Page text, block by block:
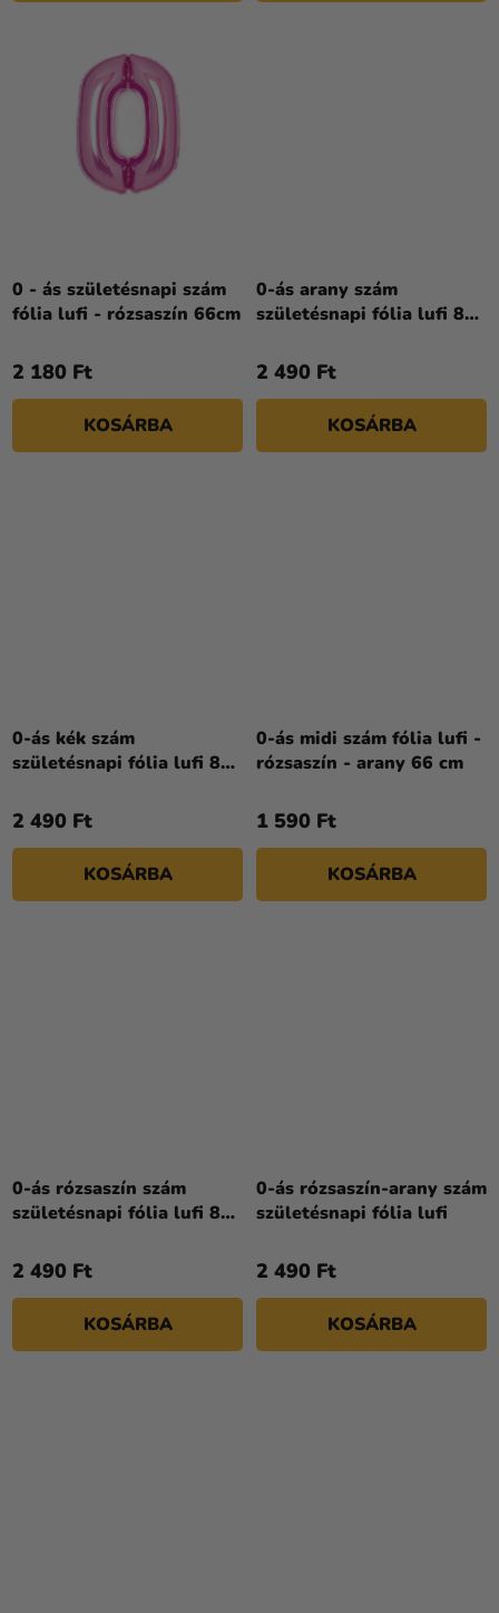
0 - ás születésnapi szám
fólia lufi - rózsaszín 66cm
2 180 Ft
KOSÁRBA
0-ás arany szám
születésnapi fólia lufi 86
2 490 Ft
KOSÁRBA
0-ás kék szám
születésnapi fólia lufi 86
2 490 Ft
KOSÁRBA
0-ás midi szám fólia lufi -
rózsaszín - arany 66 cm
1 590 Ft
KOSÁRBA
0-ás rózsaszín szám
születésnapi fólia lufi 86
2 490 Ft
KOSÁRBA
0-ás rózsaszín-arany szám
születésnapi fólia lufi
2 490 Ft
KOSÁRBA